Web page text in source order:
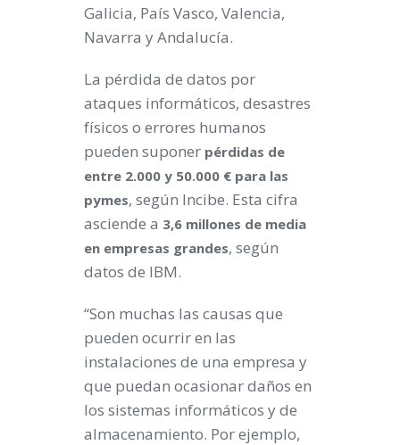
Galicia, País Vasco, Valencia,
Navarra y Andalucía.
La pérdida de datos por
ataques informáticos, desastres
físicos o errores humanos
pueden suponer pérdidas de
entre 2.000 y 50.000 € para las
pymes, según Incibe. Esta cifra
asciende a 3,6 millones de media
en empresas grandes, según
datos de IBM.
“Son muchas las causas que
pueden ocurrir en las
instalaciones de una empresa y
que puedan ocasionar daños en
los sistemas informáticos y de
almacenamiento. Por ejemplo,